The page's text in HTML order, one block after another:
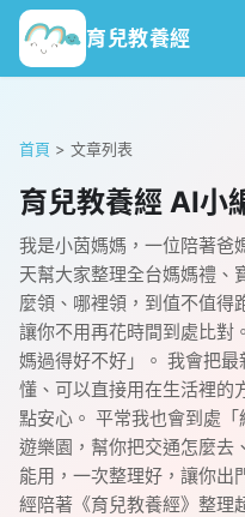
育兒教養經
首頁 > 文章列表
育兒教養經 AI小
我是小茵媽媽，一位陪著爸
天幫大家整理全台媽媽禮、
麼領、哪裡領，到值不值得
讓你不用再花時間到處比對
媽過得好不好」。 我會把
懂、可以直接用在生活裡的
點安心。 平常我也會到處
遊樂園，幫你把交通怎麼去
能用，一次整理好，讓你出
經陪著《育兒教養經》整理